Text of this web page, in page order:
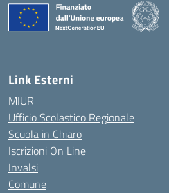
Link Esterni
MIUR
Ufficio Scolastico Regionale
Scuola in Chiaro
Iscrizioni On Line
Invalsi
Comune